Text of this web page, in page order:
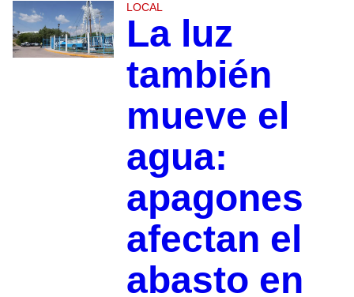
LOCAL
La luz
también
mueve el
agua:
apagones
afectan el
abasto en